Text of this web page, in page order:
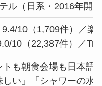
ル（日系・2016年開
9.4/10（1,709件）／楽
10（22,387件）／
トも朝食会場も日本
しい」「シャワーの水